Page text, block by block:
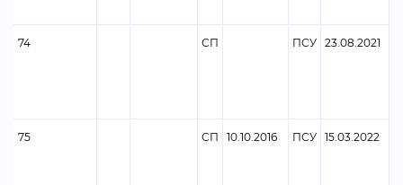
74 СП ПСУ 23.08.2021
75 СП 10.10.2016 ПСУ 15.03.2022